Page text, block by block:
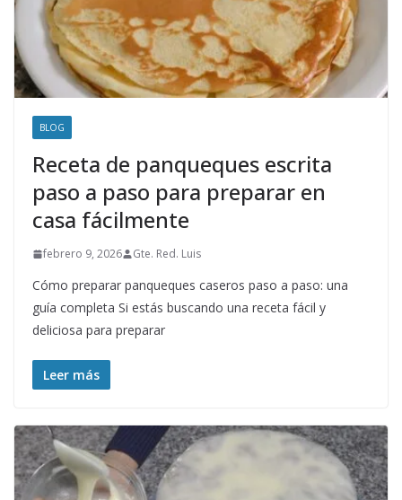
BLOG
Receta de panqueques escrita
paso a paso para preparar en
casa fácilmente
febrero 9, 2026 Gte. Red. Luis
Cómo preparar panqueques caseros paso a paso: una
guía completa Si estás buscando una receta fácil y
deliciosa para preparar
Leer más